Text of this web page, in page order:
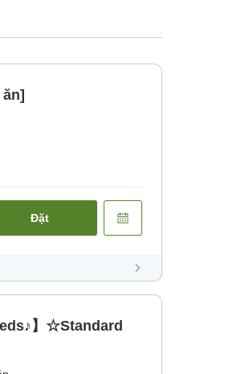
Đặt
】☆Standard